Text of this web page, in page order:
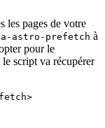
les pages de votre
astro-prefetch à
pour le
script va récupérer
>